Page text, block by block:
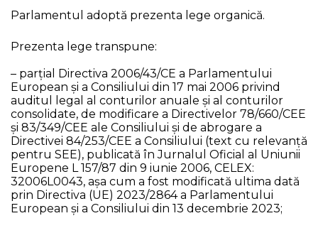
Parlamentul adoptă prezenta lege organică.
Prezenta lege transpune:
– parțial Directiva 2006/43/CE a Parlamentului
European și a Consiliului din 17 mai 2006 privind
auditul legal al conturilor anuale și al conturilor
consolidate, de modificare a Directivelor 78/660/CEE
și 83/349/CEE ale Consiliului și de abrogare a
Directivei 84/253/CEE a Consiliului (text cu relevanță
pentru SEE), publicată în Jurnalul Oficial al Uniunii
Europene L 157/87 din 9 iunie 2006, CELEX:
32006L0043, așa cum a fost modificată ultima dată
prin Directiva (UE) 2023/2864 a Parlamentului
European și a Consiliului din 13 decembrie 2023;